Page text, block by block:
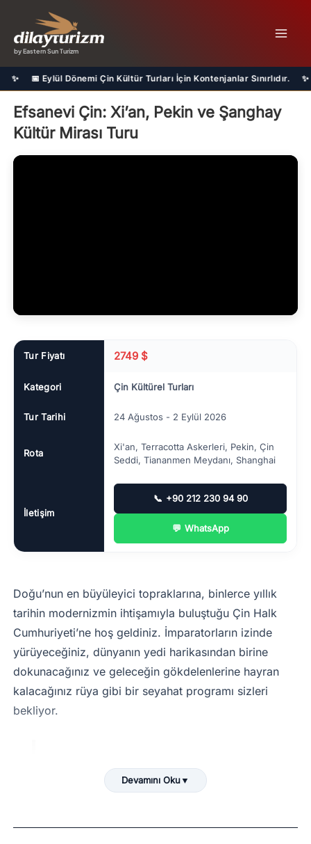
atla
by Eastern Sun Turizm
Çin Kültür Turları İçin Kontenjanlar Sınırlıdır. ✨ 📞
Efsanevi Çin: Xi’an, Pekin ve Şanghay
Kültür Mirası Turu
Tur Fiyatı 2749 $
Kategori Çin Kültürel Turları
Tur Tarihi 24 Ağustos - 2 Eylül 2026
Rota
Xi'an, Terracotta Askerleri, Pekin, Çin
Seddi, Tiananmen Meydanı, Shanghai
İletişim
📞 +90 212 230 94 90
💬 WhatsApp
Doğu’nun en büyüleyici topraklarına, binlerce yıllık
tarihin modernizmin ihtişamıyla buluştuğu Çin Halk
Cumhuriyeti’ne hoş geldiniz. İmparatorların izinde
yürüyeceğiniz, dünyanın yedi harikasından birine
dokunacağınız ve geleceğin gökdelenlerine hayran
kalacağınız rüya gibi bir seyahat programı sizleri
bekliyor.
Seyahat Notu:Programda belirtilen
tüm şehir içi ulaşım ve şehirler arası
misafirlerimizin konforu için tamamen
Devamını Oku▼